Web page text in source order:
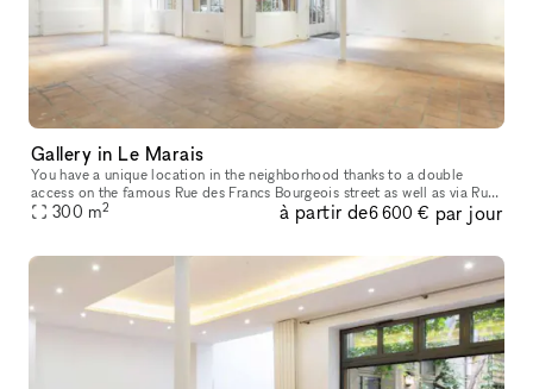
Gallery in Le Marais
You have a unique location in the neighborhood thanks to a double
access on the famous Rue des Francs Bourgeois street as well as via Rue
de Turenne, offering a 300m² space that can divided according
300 m2 à partir de6 600 € par jour